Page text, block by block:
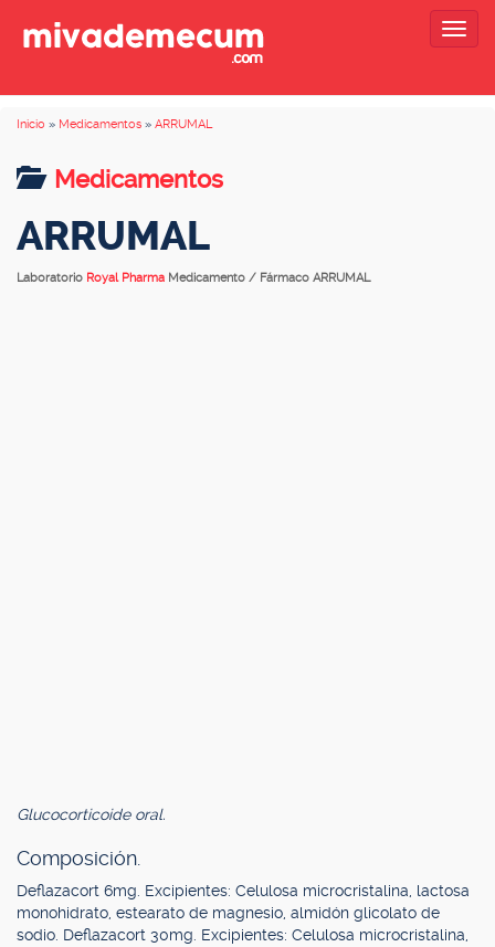
Inicio » Medicamentos » ARRUMAL
Medicamentos
ARRUMAL
Laboratorio Royal Pharma Medicamento / Fármaco ARRUMAL
Glucocorticoide oral.
Composición.
Deflazacort 6mg. Excipientes: Celulosa microcristalina, lactosa
monohidrato, estearato de magnesio, almidón glicolato de
sodio. Deflazacort 30mg. Excipientes: Celulosa microcristalina,